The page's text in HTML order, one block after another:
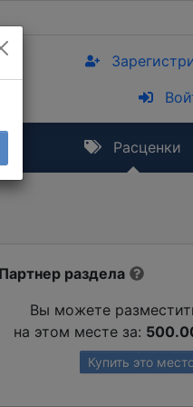
Расценки
Партнер раздела
Вы можете
на этом месте за:
Купить это